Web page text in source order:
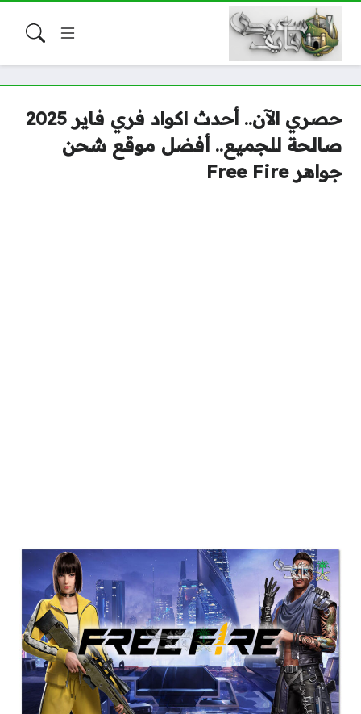
حصري الآن.. أحدث اكواد فري فاير 2025
صالحة للجميع.. أفضل موقع شحن
جواهر Free Fire